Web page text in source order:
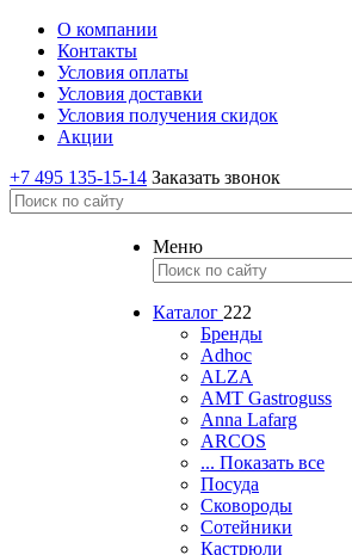
О компании
Контакты
Условия оплаты
Условия доставки
Условия получения скидок
Акции
+7 495 135-15-14 Заказать звонок
Меню
Каталог 222
Бренды
Adhoc
ALZA
AMT Gastroguss
Anna Lafarg
ARCOS
... Показать все
Посуда
Сковороды
Сотейники
Кастрюли